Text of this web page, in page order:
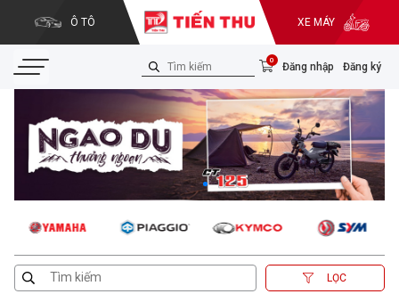
Ô TÔ XE MÁY
0
Đăng nhập Đăng ký
LỌC